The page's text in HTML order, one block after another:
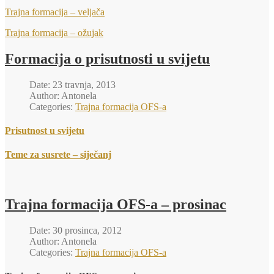
Trajna formacija – veljača
Trajna formacija – ožujak
Formacija o prisutnosti u svijetu
Date: 23 travnja, 2013
Author: Antonela
Categories: Trajna formacija OFS-a
Prisutnost u svijetu
Teme za susrete – siječanj
Trajna formacija OFS-a – prosinac
Date: 30 prosinca, 2012
Author: Antonela
Categories: Trajna formacija OFS-a